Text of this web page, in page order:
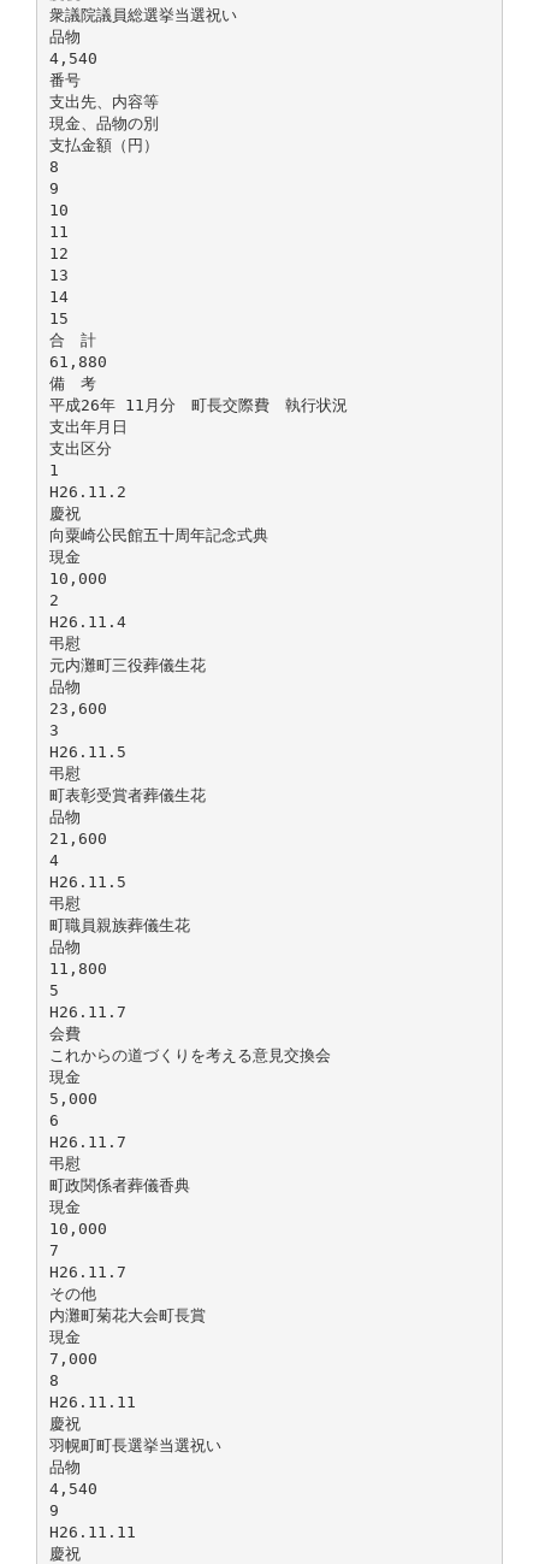
衆議院議員総選挙当選祝い
品物
4,540
番号
支出先、内容等
現金、品物の別
支払金額（円）
8
9
10
11
12
13
14
15
合 計
61,880
備 考
平成26年 11月分 町長交際費 執行状況
支出年月日
支出区分
1
H26.11.2
慶祝
向粟崎公民館五十周年記念式典
現金
10,000
2
H26.11.4
弔慰
元内灘町三役葬儀生花
品物
23,600
3
H26.11.5
弔慰
町表彰受賞者葬儀生花
品物
21,600
4
H26.11.5
弔慰
町職員親族葬儀生花
品物
11,800
5
H26.11.7
会費
これからの道づくりを考える意見交換会
現金
5,000
6
H26.11.7
弔慰
町政関係者葬儀香典
現金
10,000
7
H26.11.7
その他
内灘町菊花大会町長賞
現金
7,000
8
H26.11.11
慶祝
羽幌町町長選挙当選祝い
品物
4,540
9
H26.11.11
慶祝